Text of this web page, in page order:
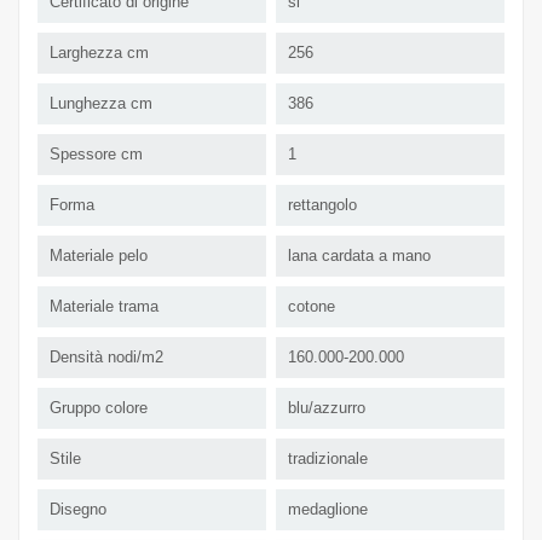
Larghezza cm 256
Lunghezza cm 386
Spessore cm 1
Forma rettangolo
Materiale pelo lana cardata a mano
Materiale trama cotone
Densità nodi/m2 160.000-200.000
Gruppo colore blu/azzurro
Stile tradizionale
Disegno medaglione